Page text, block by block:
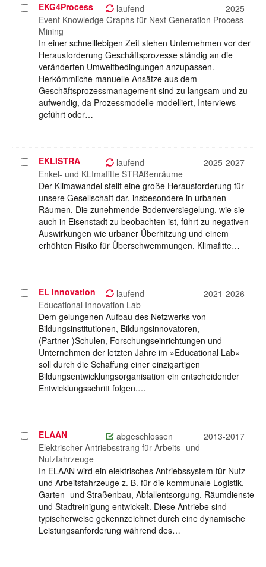
Projekt
auswählen
EKG4Process laufend
2025
Event Knowledge Graphs für Next Generation Process-
Mining
In einer schnelllebigen Zeit stehen Unternehmen vor der
Herausforderung Geschäftsprozesse ständig an die
veränderten Umweltbedingungen anzupassen.
Herkömmliche manuelle Ansätze aus dem
Geschäftsprozessmanagement sind zu langsam und zu
aufwendig, da Prozessmodelle modelliert, Interviews
geführt oder…
Projekt
auswählen
EKLISTRA laufend
2025-2027
Enkel- und KLImafitte STRAßenräume
Der Klimawandel stellt eine große Herausforderung für
unsere Gesellschaft dar, insbesondere in urbanen
Räumen. Die zunehmende Bodenversiegelung, wie sie
auch in Eisenstadt zu beobachten ist, führt zu negativen
Auswirkungen wie urbaner Überhitzung und einem
erhöhten Risiko für Überschwemmungen. Klimafitte…
Projekt
auswählen
EL Innovation laufend
2021-2026
Educational Innovation Lab
Dem gelungenen Aufbau des Netzwerks von
Bildungsinstitutionen, Bildungsinnovatoren,
(Partner-)Schulen, Forschungseinrichtungen und
Unternehmen der letzten Jahre im »Educational Lab«
soll durch die Schaffung einer einzigartigen
Bildungsentwicklungsorganisation ein entscheidender
Entwicklungsschritt folgen.…
Projekt
auswählen
ELAAN abgeschlossen
2013-2017
Elektrischer Antriebsstrang für Arbeits- und
Nutzfahrzeuge
In ELAAN wird ein elektrisches Antriebssystem für Nutz-
und Arbeitsfahrzeuge z. B. für die kommunale Logistik,
Garten- und Straßenbau, Abfallentsorgung, Räumdienste
und Stadtreinigung entwickelt. Diese Antriebe sind
typischerweise gekennzeichnet durch eine dynamische
Leistungsanforderung während des…